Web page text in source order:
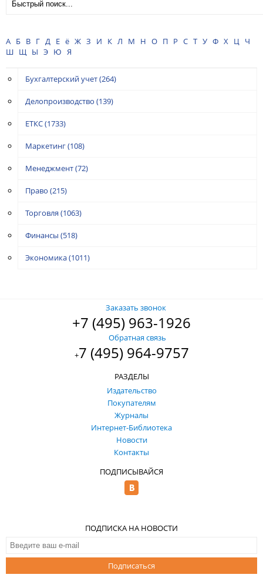
А Б В Г Д Е ё Ж З И К Л М Н О П Р С Т У Ф Х Ц
Ч
Ш Щ Ы Э Ю Я
Бухгалтерский учет(264)
Делопроизводство (139)
ЕТКС(1733)
Маркетинг(108)
Менеджмент(72)
Право (215)
Торговля (1063)
Финансы (518)
Экономика(1011)
Заказать звонок
+7 (495) 963-1926
Обратная связь
+7 (495) 964-9757
РАЗДЕЛЫ
Издательство
Покупателям
Журналы
Интернет-Библиотека
Новости
Контакты
ПОДПИСЫВАЙСЯ
ПОДПИСКА НА НОВОСТИ
Подписаться